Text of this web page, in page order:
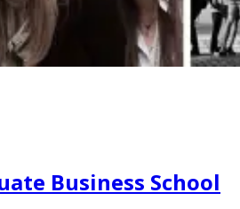
Business School